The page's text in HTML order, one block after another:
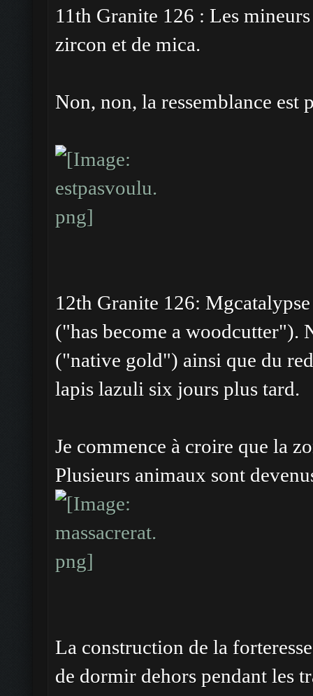
11th Granite 126 : Les
zircon et de mica.
Non, non, la ressemblance
12th Granite 126:
("has become a woodcutter").
("native gold") ainsi que du
lapis lazuli six jours plus tard.
Je commence à croire que la
Plusieurs animaux sont
La construction de la
de dormir dehors pendant les